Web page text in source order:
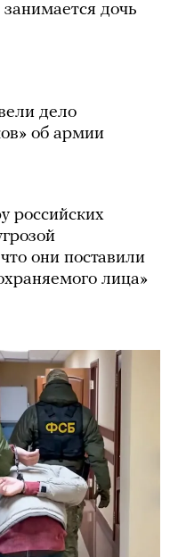
дочь
дело
об армии
российских
они поставили
лица»